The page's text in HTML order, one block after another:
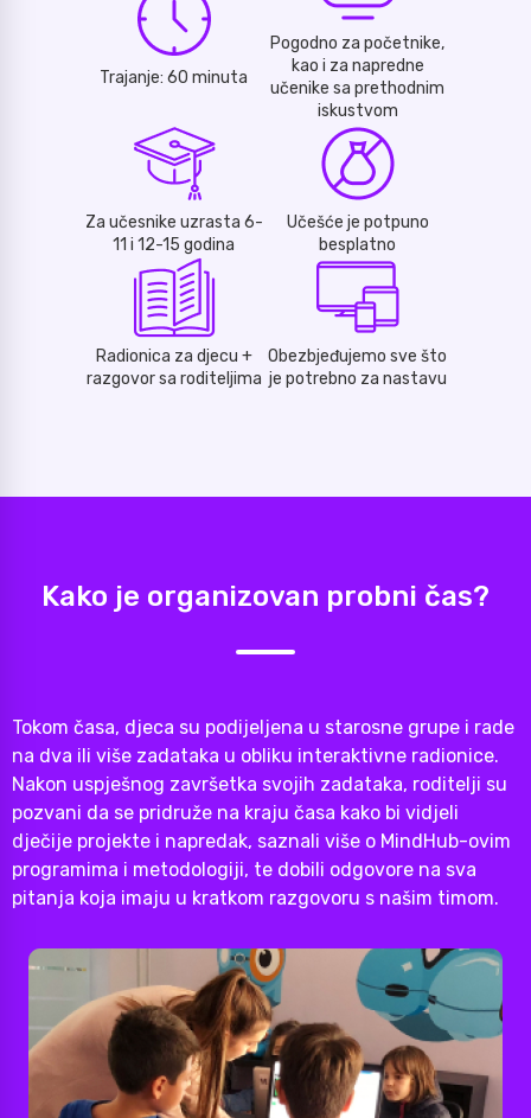
Trajanje: 60 minuta
Pogodno za početnike,
kao i za napredne
učenike sa prethodnim
iskustvom
Za učesnike uzrasta 6-
11 i 12-15 godina
Učešće je potpuno
besplatno
Radionica za djecu +
razgovor sa roditeljima
Obezbjeđujemo sve što
je potrebno za nastavu
Kako je organizovan probni čas?
Tokom časa, djeca su podijeljena u starosne grupe i rade
na dva ili više zadataka u obliku interaktivne radionice.
Nakon uspješnog završetka svojih zadataka, roditelji su
pozvani da se pridruže na kraju časa kako bi vidjeli
dječije projekte i napredak, saznali više o MindHub-ovim
programima i metodologiji, te dobili odgovore na sva
pitanja koja imaju u kratkom razgovoru s našim timom.